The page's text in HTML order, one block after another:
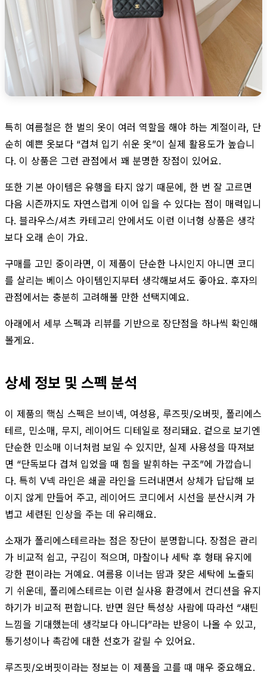
특히 여름철은 한 벌의 옷이 여러 역할을 해야 하는 계절이라, 단
순히 예쁜 옷보다 “겹쳐 입기 쉬운 옷”이 실제 활용도가 높습니
다. 이 상품은 그런 관점에서 꽤 분명한 장점이 있어요.
또한 기본 아이템은 유행을 타지 않기 때문에, 한 번 잘 고르면
다음 시즌까지도 자연스럽게 이어 입을 수 있다는 점이 매력입니
다. 블라우스/셔츠 카테고리 안에서도 이런 이너형 상품은 생각
보다 오래 손이 가요.
구매를 고민 중이라면, 이 제품이 단순한 나시인지 아니면 코디
를 살리는 베이스 아이템인지부터 생각해보셔도 좋아요. 후자의
관점에서는 충분히 고려해볼 만한 선택지예요.
아래에서 세부 스펙과 리뷰를 기반으로 장단점을 하나씩 확인해
볼게요.
상세 정보 및 스펙 분석
이 제품의 핵심 스펙은 브이넥, 여성용, 루즈핏/오버핏, 폴리에스
테르, 민소매, 무지, 레이어드 디테일로 정리돼요. 겉으로 보기엔
단순한 민소매 이너처럼 보일 수 있지만, 실제 사용성을 따져보
면 “단독보다 겹쳐 입었을 때 힘을 발휘하는 구조”에 가깝습니
다. 특히 V넥 라인은 쇄골 라인을 드러내면서 상체가 답답해 보
이지 않게 만들어 주고, 레이어드 코디에서 시선을 분산시켜 가
볍고 세련된 인상을 주는 데 유리해요.
소재가 폴리에스테르라는 점은 장단이 분명합니다. 장점은 관리
가 비교적 쉽고, 구김이 적으며, 마찰이나 세탁 후 형태 유지에
강한 편이라는 거예요. 여름용 이너는 땀과 잦은 세탁에 노출되
기 쉬운데, 폴리에스테르는 이런 실사용 환경에서 컨디션을 유지
하기가 비교적 편합니다. 반면 원단 특성상 사람에 따라선 “섀틴
느낌을 기대했는데 생각보다 아니다”라는 반응이 나올 수 있고,
통기성이나 촉감에 대한 선호가 갈릴 수 있어요.
루즈핏/오버핏이라는 정보는 이 제품을 고를 때 매우 중요해요.